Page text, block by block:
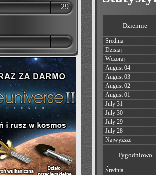
29
Dziennie
Średnia
Dzisiaj
Wczoraj
August 04
August 03
August 02
August 01
July 31
July 30
July 29
July 28
Najwyższe
Tygodniowo
Średnia